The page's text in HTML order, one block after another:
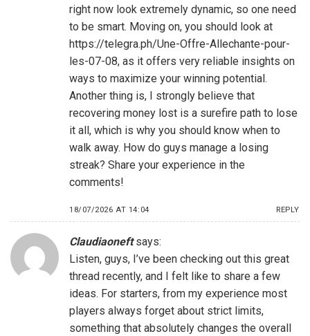
right now look extremely dynamic, so one need
to be smart. Moving on, you should look at
https://telegra.ph/Une-Offre-Allechante-pour-
les-07-08, as it offers very reliable insights on
ways to maximize your winning potential.
Another thing is, I strongly believe that
recovering money lost is a surefire path to lose
it all, which is why you should know when to
walk away. How do guys manage a losing
streak? Share your experience in the
comments!
18/07/2026 AT 14:04 REPLY
Claudiaoneft says:
Listen, guys, I’ve been checking out this great
thread recently, and I felt like to share a few
ideas. For starters, from my experience most
players always forget about strict limits,
something that absolutely changes the overall